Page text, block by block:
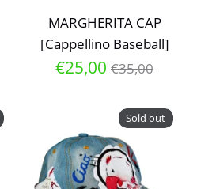
MARGHERITA CAP
[Cappellino Baseball]
€25,00 Prezzo
€35,00
Sold out